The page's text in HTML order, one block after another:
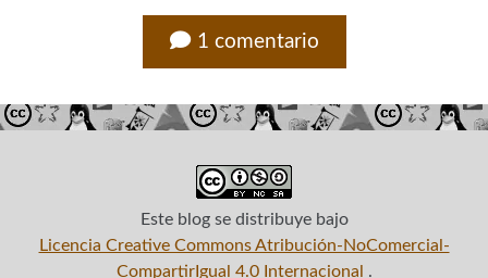
1 comentario
Este blogse distribuye bajo
Licencia Creative Commons Atribución-NoComercial-
CompartirIgual 4.0 Internacional .